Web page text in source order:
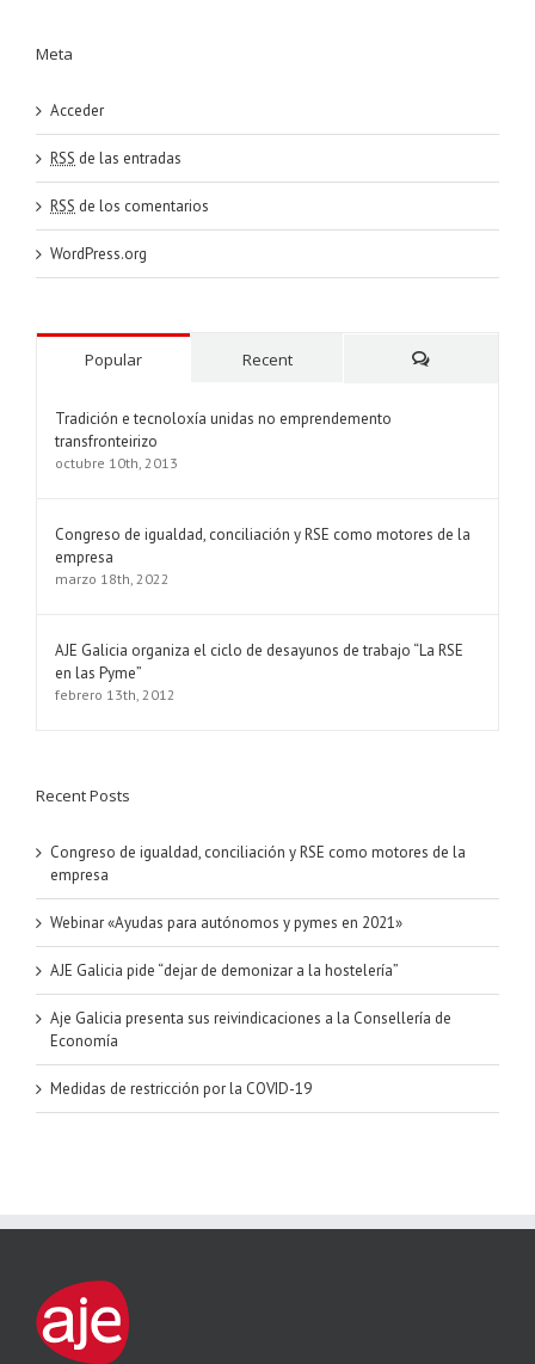
Meta
Acceder
RSS de las entradas
RSS de los comentarios
WordPress.org
Popular Recent
Tradición e tecnoloxía unidas no emprendemento
transfronteirizo
octubre 10th, 2013
Congreso de igualdad, conciliación y RSE como motores de la
empresa
marzo 18th, 2022
AJE Galicia organiza el ciclo de desayunos de trabajo “La RSE
en las Pyme”
febrero 13th, 2012
Recent Posts
Congreso de igualdad, conciliación y RSE como motores de la
empresa
Webinar «Ayudas para autónomos y pymes en 2021»
AJE Galicia pide “dejar de demonizar a la hostelería”
Aje Galicia presenta sus reivindicaciones a la Consellería de
Economía
Medidas de restricción por la COVID-19